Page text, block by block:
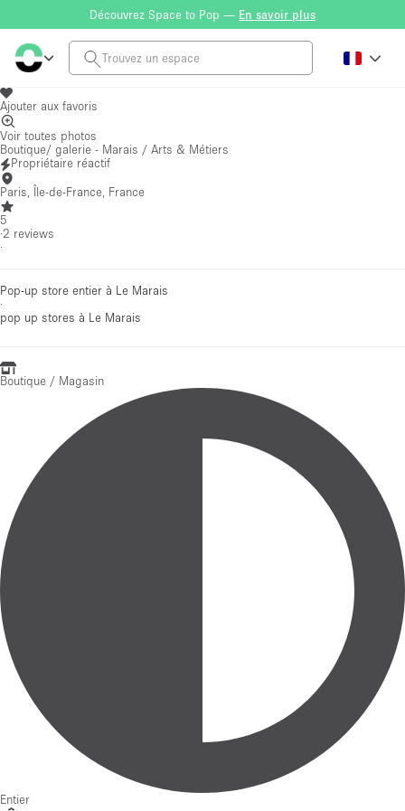
Découvrez Space to Pop — En savoir plus
Ajouter aux favoris
Voir toutes photos
Boutique/ galerie - Marais / Arts & Métiers
Propriétaire réactif
Paris, Île-de-France, France
5
·2 reviews
·
Pop-up store entier à Le Marais
·
pop up stores à Le Marais
Boutique / Magasin
Entier